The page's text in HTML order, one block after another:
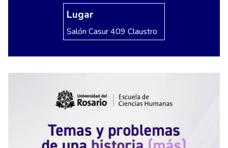
Lugar
Salón Casur 409 Claustro